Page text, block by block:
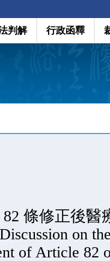
判解 行政函釋
條修正後醫
on
of Article 82